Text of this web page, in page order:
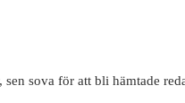
sova för att bli hämtade